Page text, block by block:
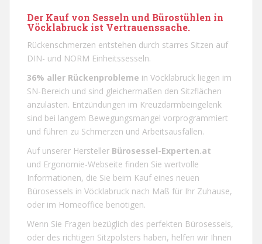
Der Kauf von Sesseln und Bürostühlen in
Vöcklabruck ist Vertrauenssache.
Rückenschmerzen entstehen durch starres Sitzen auf
DIN- und NORM Einheitssesseln.
36% aller Rückenprobleme in Vöcklabruck liegen im
SN-Bereich und sind gleichermaßen den Sitzflächen
anzulasten. Entzündungen im Kreuzdarmbeingelenk
sind bei langem Bewegungsmangel vorprogrammiert
und führen zu Schmerzen und Arbeitsausfällen.
Auf unserer Hersteller Bürosessel-Experten.at
und Ergonomie-Webseite finden Sie wertvolle
Informationen, die Sie beim Kauf eines neuen
Bürosessels in Vöcklabruck nach Maß für Ihr Zuhause,
oder im Homeoffice benötigen.
Wenn Sie Fragen bezüglich des perfekten Bürosessels,
oder des richtigen Sitzpolsters haben, helfen wir Ihnen